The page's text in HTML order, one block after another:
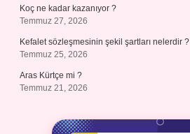
Koç ne kadar kazanıyor ?
Temmuz 27, 2026
Kefalet sözleşmesinin şekil şartları nelerdir ?
Temmuz 25, 2026
Aras Kürtçe mi ?
Temmuz 21, 2026